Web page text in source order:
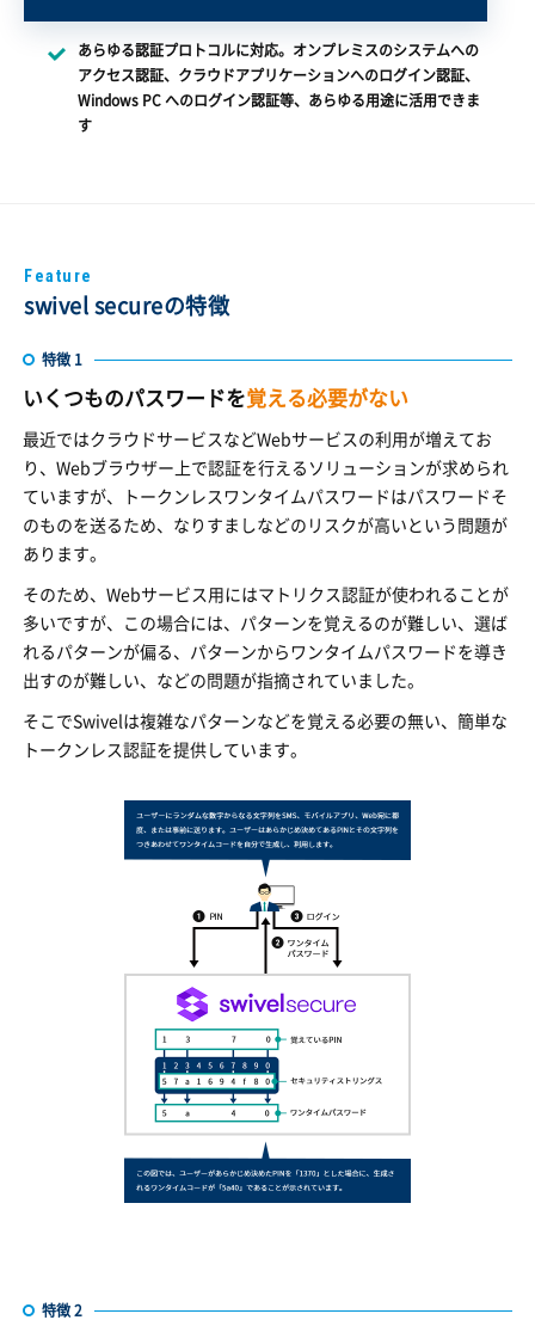
あらゆる認証プロトコルに対応。オンプレミスのシステムへの
アクセス認証、クラウドアプリケーションへのログイン認証、
Windows PC へのログイン認証等、あらゆる用途に活用できま
す
Feature
swivel secureの特徴
特徴 1
いくつものパスワードを覚える必要がない
最近ではクラウドサービスなどWebサービスの利用が増えてお
り、Webブラウザー上で認証を行えるソリューションが求められ
ていますが、トークンレスワンタイムパスワードはパスワードそ
のものを送るため、なりすましなどのリスクが高いという問題が
あります。
そのため、Webサービス用にはマトリクス認証が使われることが
多いですが、この場合には、パターンを覚えるのが難しい、選ば
れるパターンが偏る、パターンからワンタイムパスワードを導き
出すのが難しい、などの問題が指摘されていました。
そこでSwivelは複雑なパターンなどを覚える必要の無い、簡単な
トークンレス認証を提供しています。
特徴 2